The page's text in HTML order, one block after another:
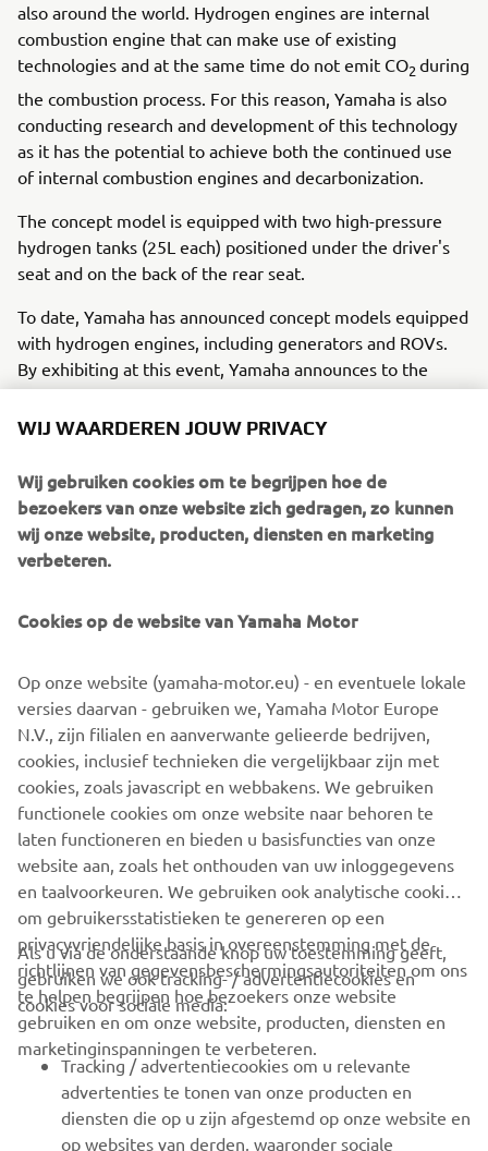
also around the world. Hydrogen engines are internal
combustion engine that can make use of existing
technologies and at the same time do not emit CO2during
the combustion process. For this reason, Yamaha is also
conducting research and development of this technology
as it has the potential to achieve both the continued use
of internal combustion engines and decarbonization.
The concept model is equipped with two high-pressure
hydrogen tanks (25L each) positioned under the driver's
seat and on the back of the rear seat.
To date, Yamaha has announced concept models equipped
with hydrogen engines, including generators and ROVs.
By exhibiting at this event, Yamaha announces to the
world the Yamaha Motor Group’s new challenges in its
work to achieve decarbonization.
Golfers’ Association) of America and is one of the biggest
events in the industry, bringing together products and
information related to the golf business from around the
world. The event is held every January, and this year it is
1/3
Reference: PGA Show official website
- https://www.pgashow.com/
CORPORATE
VOOR BEDRIJVEN
MEER YAMAHA
WIJ WAARDEREN JOUW PRIVACY
Wij gebruiken cookies om te begrijpen hoe de
bezoekers van onze website zich gedragen, zo kunnen
wij onze website, producten, diensten en marketing
verbeteren.
Cookies op de website van Yamaha Motor
Op onze website (yamaha-motor.eu) - en eventuele lokale
versies daarvan - gebruiken we, Yamaha Motor Europe
N.V., zijn filialen en aanverwante gelieerde bedrijven,
cookies, inclusief technieken die vergelijkbaar zijn met
cookies, zoals javascript en webbakens. We gebruiken
functionele cookies om onze website naar behoren te
laten functioneren en bieden u basisfuncties van onze
website aan, zoals het onthouden van uw inloggegevens
en taalvoorkeuren. We gebruiken ook analytische cookies
om gebruikersstatistieken te genereren op een
privacyvriendelijke basis in overeenstemming met de
richtlijnen van gegevensbeschermingsautoriteiten om ons
te helpen begrijpen hoe bezoekers onze website
gebruiken en om onze website, producten, diensten en
marketinginspanningen te verbeteren.
Als u via de onderstaande knop uw toestemming geeft,
gebruiken we ook tracking- / advertentiecookies en
cookies voor sociale media:
Tracking / advertentiecookies om u relevante
advertenties te tonen van onze producten en
diensten die op u zijn afgestemd op onze website en
op websites van derden, waaronder sociale